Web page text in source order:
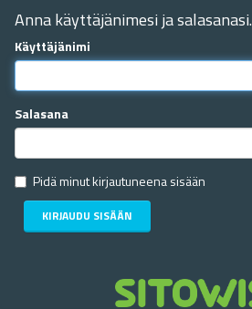
Anna käyttäjänimesi ja salasanasi.
Käyttäjänimi
Salasana
Pidä minut kirjautuneena sisään